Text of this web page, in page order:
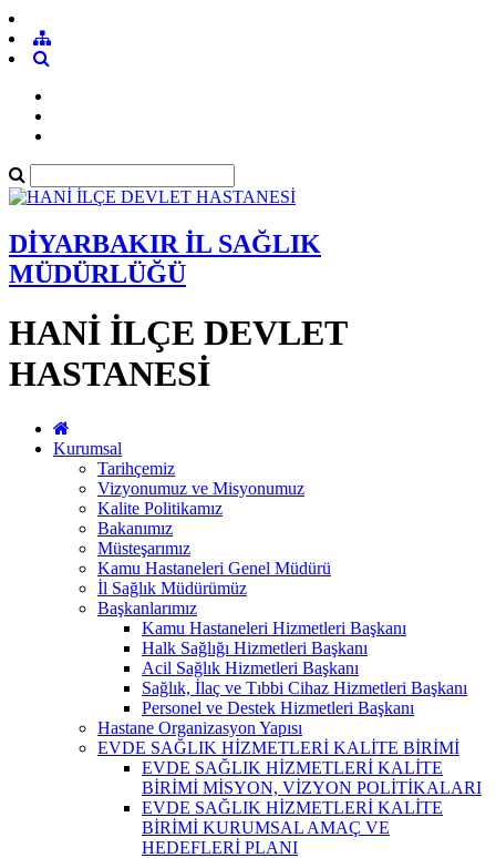
DİYARBAKIR İL SAĞLIK
MÜDÜRLÜĞÜ
HANİ İLÇE DEVLET
HASTANESİ
Kurumsal
Tarihçemiz
Vizyonumuz ve Misyonumuz
Kalite Politikamız
Bakanımız
Müsteşarımız
Kamu Hastaneleri Genel Müdürü
İl Sağlık Müdürümüz
Başkanlarımız
Kamu Hastaneleri Hizmetleri Başkanı
Halk Sağlığı Hizmetleri Başkanı
Acil Sağlık Hizmetleri Başkanı
Sağlık, İlaç ve Tıbbi Cihaz Hizmetleri Başkanı
Personel ve Destek Hizmetleri Başkanı
Hastane Organizasyon Yapısı
EVDE SAĞLIK HİZMETLERİ KALİTE BİRİMİ
EVDE SAĞLIK HİZMETLERİ KALİTE
BİRİMİ MİSYON, VİZYON POLİTİKALARI
EVDE SAĞLIK HİZMETLERİ KALİTE
BİRİMİ KURUMSAL AMAÇ VE
HEDEFLERİ PLANI